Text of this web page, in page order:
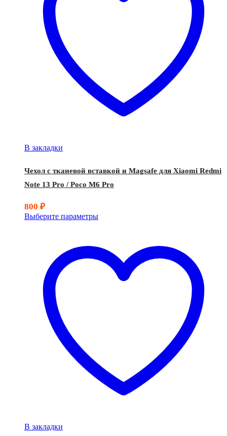
В закладки
Чехол с тканевой вставкой и Magsafe для Xiaomi Redmi
Note 13 Pro / Poco M6 Pro
800 ₽
Выберите параметры
В закладки